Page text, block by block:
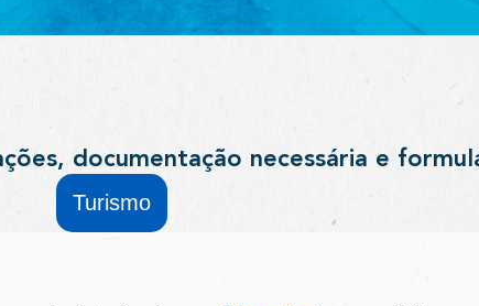
documentação necessária e
Turismo